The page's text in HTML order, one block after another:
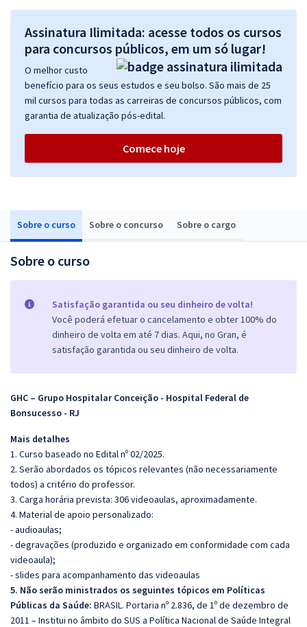
Sobre o curso Sobre o concurso Sobre o cargo
Sobre o curso
Satisfação garantida ou seu dinheiro de volta!
Você poderá efetuar o cancelamento e obter 100% do
dinheiro de volta em até 7 dias. Aqui, no Gran, é
satisfação garantida ou seu dinheiro de volta.
GHC – Grupo Hospitalar Conceição - Hospital Federal de
Bonsucesso - RJ
Mais detalhes
1. Curso baseado no Edital nº 02/2025.
2. Serão abordados os tópicos relevantes (não necessariamente
todos) a critério do professor.
3. Carga horária prevista: 306 videoaulas, aproximadamente.
4. Material de apoio personalizado:
- audioaulas;
- degravações (produzido e organizado em conformidade com cada
videoaula);
- slides para acompanhamento das videoaulas
5. Não serão ministrados os seguintes tópicos em Políticas
Públicas da Saúde: BRASIL. Portaria nº 2.836, de 1º de dezembro de
2011 – Institui no âmbito do SUS a Política Nacional de Saúde Integral
Assinatura Ilimitada: acesse todos os cursos
para concursos públicos, em um só lugar!
O melhor custo
benefício para os seus estudos e seu bolso. São mais de 25
mil cursos para todas as carreiras de concursos públicos, com
garantia de atualização pós-edital.
Comece hoje